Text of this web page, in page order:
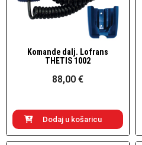
Brzi pogled
Komande dalj. Lofrans
THETIS 1002
88,00 €
Dodaj u košaricu